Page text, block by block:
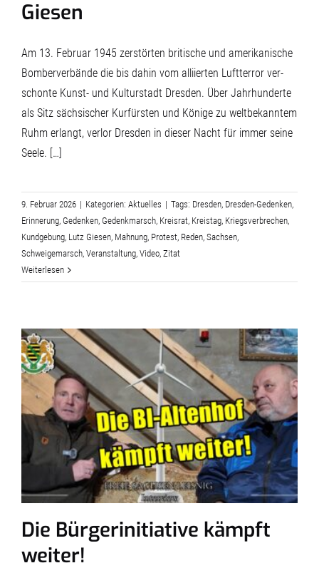
Giesen
Am 13. Februar 1945 zerstörten britische und amerikanische
Bomberverbände die bis dahin vom alliierten Luftterror ver­
schonte Kunst- und Kulturstadt Dresden. Über Jahr­hunderte
als Sitz sächsischer Kurfürsten und Könige zu weltbekanntem
Ruhm erlangt, verlor Dresden in dieser Nacht für immer seine
Seele. […]
9. Februar 2026 | Kategorien: Aktuelles | Tags: Dresden, Dresden-Gedenken,
Erinnerung, Gedenken, Gedenkmarsch, Kreisrat, Kreistag, Kriegsverbrechen,
Kundgebung, Lutz Giesen, Mahnung, Protest, Reden, Sachsen,
Schweigemarsch, Veranstaltung, Video, Zitat
Weiterlesen
Die Bürgerinitiative kämpft
weiter!